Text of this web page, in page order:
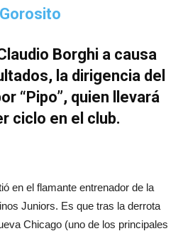
Borghi a causa
la dirigencia del
“Pipo”, quien llevará
ciclo en el club.
en el flamante entrenador de la
Juniors. Es que tras la derrota
Chicago (uno de los principales